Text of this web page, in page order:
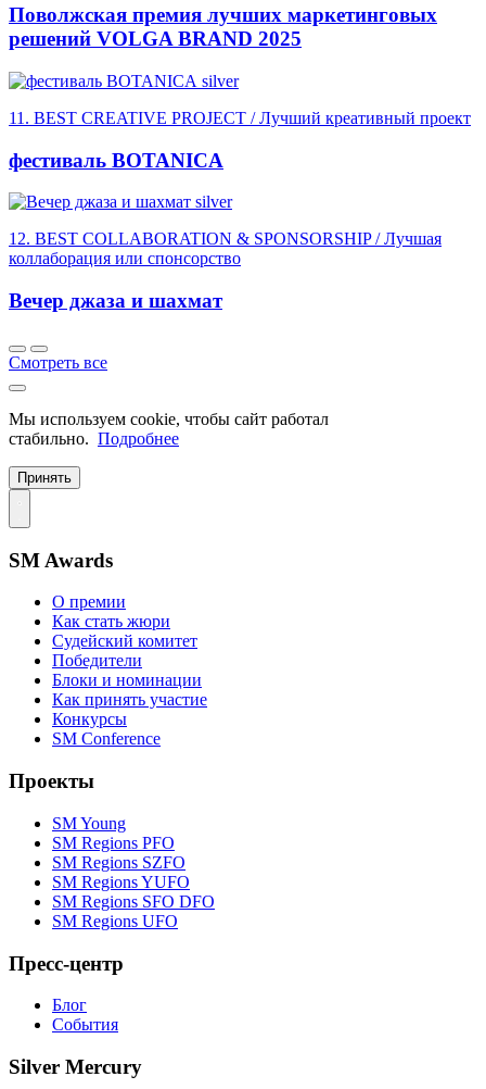
Поволжская премия лучших маркетинговых
решений VOLGA BRAND 2025
silver
11. BEST CREATIVE PROJECT / Лучший креативный проект
фестиваль BOTANICA
silver
12. BEST COLLABORATION & SPONSORSHIP / Лучшая
коллаборация или спонсорство
Вечер джаза и шахмат
Смотреть все
Мы используем cookie, чтобы сайт работал
стабильно. Подробнее
Принять
SM Awards
О премии
Как стать жюри
Судейский комитет
Победители
Блоки и номинации
Как принять участие
Конкурсы
SM Conference
Проекты
SM Young
SM Regions PFO
SM Regions SZFO
SM Regions YUFO
SM Regions SFO DFO
SM Regions UFO
Пресс-центр
Блог
События
Silver Mercury